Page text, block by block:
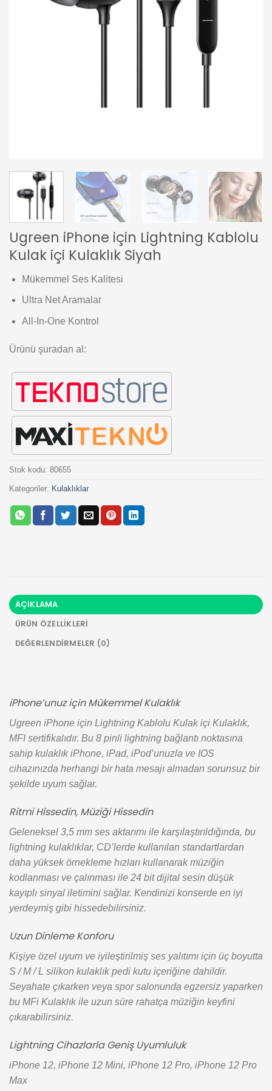
Ugreen iPhone için Lightning Kablolu
Kulak içi Kulaklık Siyah
Mükemmel Ses Kalitesi
Ultra Net Aramalar
All-In-One Kontrol
Ürünü şuradan al:
Stok kodu: 80655
Kategoriler: Kulaklıklar
AÇIKLAMA
ÜRÜN ÖZELLIKLERI
DEĞERLENDIRMELER (0)
iPhone’unuz için Mükemmel Kulaklık
Ugreen iPhone için Lightning Kablolu Kulak içi Kulaklık,
MFI sertifikalıdır. Bu 8 pinli lightning bağlantı noktasına
sahip kulaklık iPhone, iPad, iPod’unuzla ve IOS
cihazınızda herhangi bir hata mesajı almadan sorunsuz bir
şekilde uyum sağlar.
Ritmi Hissedin, Müziği Hissedin
Geleneksel 3,5 mm ses aktarımı ile karşılaştırıldığında, bu
lightning kulaklıklar, CD’lerde kullanılan standartlardan
daha yüksek örnekleme hızları kullanarak müziğin
kodlanması ve çalınması ile 24 bit dijital sesin düşük
kayıplı sinyal iletimini sağlar. Kendinizi konserde en iyi
yerdeymiş gibi hissedebilirsiniz.
Uzun Dinleme Konforu
Kişiye özel uyum ve iyileştirilmiş ses yalıtımı için üç boyutta
S / M / L silikon kulaklık pedi kutu içeriğine dahildir.
Seyahate çıkarken veya spor salonunda egzersiz yaparken
bu MFi Kulaklık ile uzun süre rahatça müziğin keyfini
çıkarabilirsiniz.
Lightning Cihazlarla Geniş Uyumluluk
iPhone 12, iPhone 12 Mini, iPhone 12 Pro, iPhone 12 Pro
Max